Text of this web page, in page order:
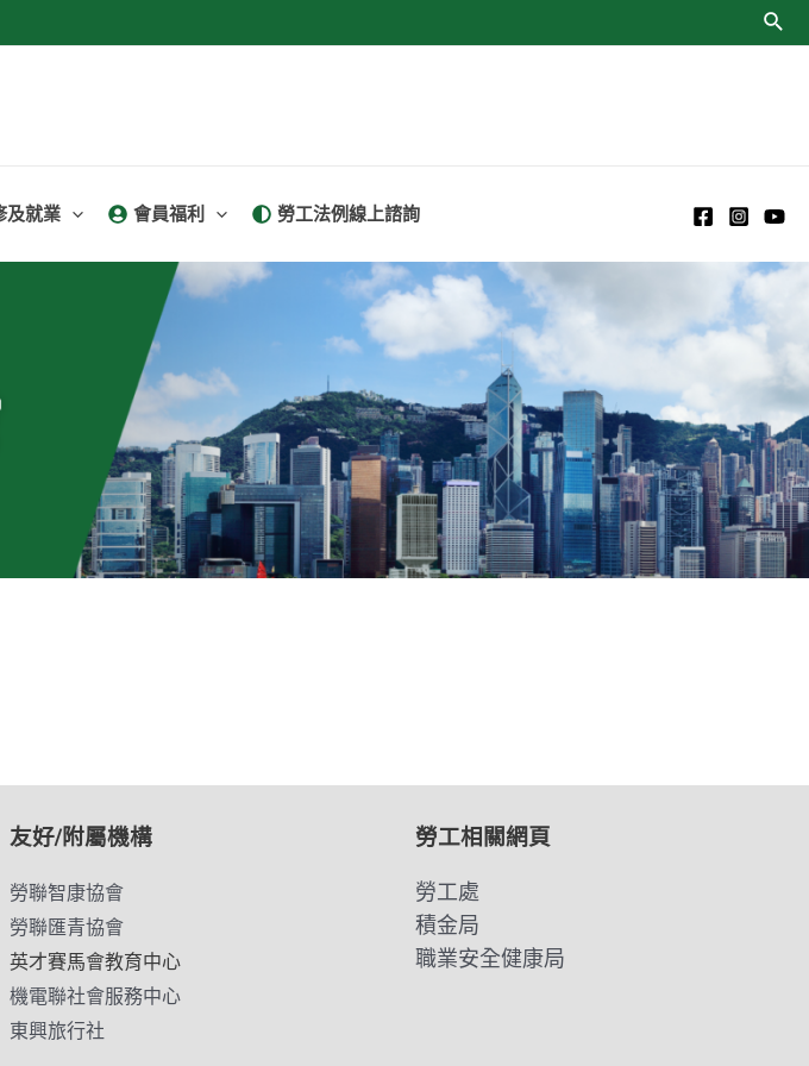
及就業 會員福利 勞工法例線上諮詢
友好/附屬機構
勞聯智康協會
勞聯匯青協會
英才賽馬會教育中心
機電聯社會服務中心
東興旅行社
勞工相關網頁
勞工處
積金局
職業安全健康局